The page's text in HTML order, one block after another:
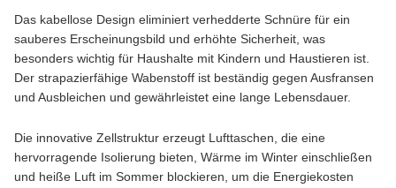
Das kabellose Design eliminiert verhedderte Schnüre für ein
sauberes Erscheinungsbild und erhöhte Sicherheit, was
besonders wichtig für Haushalte mit Kindern und Haustieren ist.
Der strapazierfähige Wabenstoff ist beständig gegen Ausfransen
und Ausbleichen und gewährleistet eine lange Lebensdauer.
Die innovative Zellstruktur erzeugt Lufttaschen, die eine
hervorragende Isolierung bieten, Wärme im Winter einschließen
und heiße Luft im Sommer blockieren, um die Energiekosten